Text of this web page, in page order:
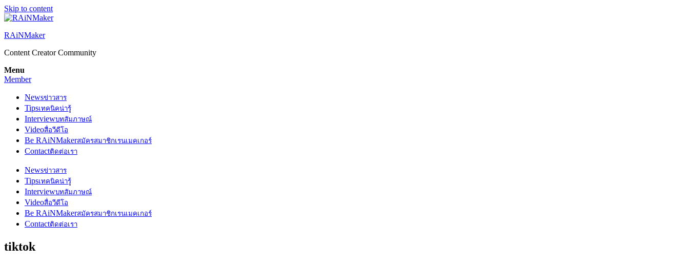
Skip to content
RAiNMaker
Content Creator Community
Menu
Member
Newsข่าวสาร
Tipsเทคนิคน่ารู้
Interviewบทสัมภาษณ์
Videoสื่อวีดีโอ
Be RAiNMakerสมัครสมาชิกเรนเมคเกอร์
Contactติดต่อเรา
Newsข่าวสาร
Tipsเทคนิคน่ารู้
Interviewบทสัมภาษณ์
Videoสื่อวีดีโอ
Be RAiNMakerสมัครสมาชิกเรนเมคเกอร์
Contactติดต่อเรา
tiktok